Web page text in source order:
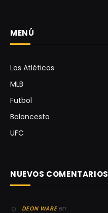
MENÚ
Los Atléticos
MLB
Futbol
Baloncesto
UFC
NUEVOS COMENTARIOS
DEON WAREen